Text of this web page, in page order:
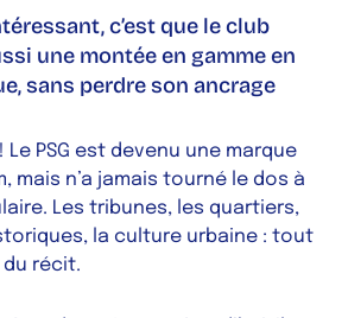
c’est que le club
une montée en gamme en
sans perdre son ancrage
Le PSG est devenu une marque
mais n’a jamais tourné le dos à
Les tribunes, les quartiers,
la culture urbaine : tout
récit.